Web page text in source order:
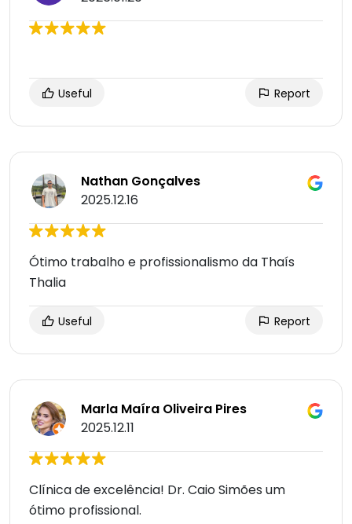
Useful Report
Nathan Gonçalves
2025.12.16
Ótimo trabalho e profissionalismo da Thaís
Thalia
Useful Report
Marla Maíra Oliveira Pires
2025.12.11
Clínica de excelência! Dr. Caio Simões um
ótimo profissional.